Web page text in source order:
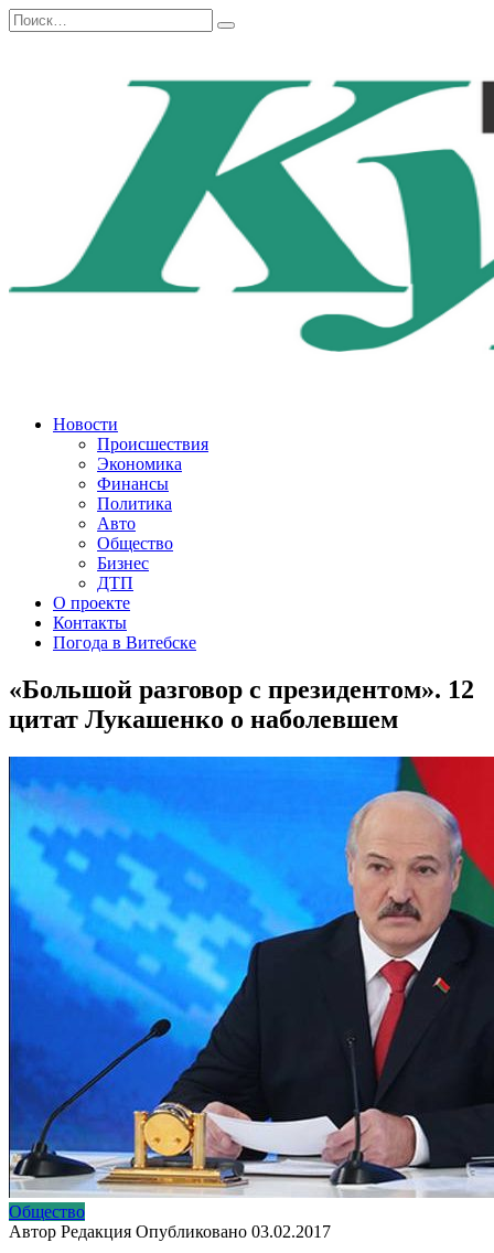
Перейти
к
Search
for:
Новости
Происшествия
Экономика
Финансы
Политика
Авто
Общество
Бизнес
ДТП
О проекте
Контакты
Погода в Витебске
«Большой разговор с президентом». 12
цитат Лукашенко о наболевшем
Общество
Автор Редакция Опубликовано 03.02.2017